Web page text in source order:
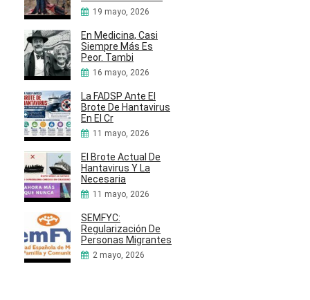
19 mayo, 2026
En Medicina, Casi
Siempre Más Es
Peor. Tambi
16 mayo, 2026
La FADSP Ante El
Brote De Hantavirus
En El Cr
11 mayo, 2026
El Brote Actual De
Hantavirus Y La
Necesaria
11 mayo, 2026
SEMFYC:
Regularización De
Personas Migrantes
2 mayo, 2026